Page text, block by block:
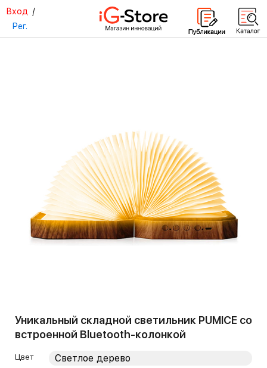
Вход /
Рег.
Уникальный складной светильник PUMICE со
встроенной Bluetooth-колонкой
Цвет